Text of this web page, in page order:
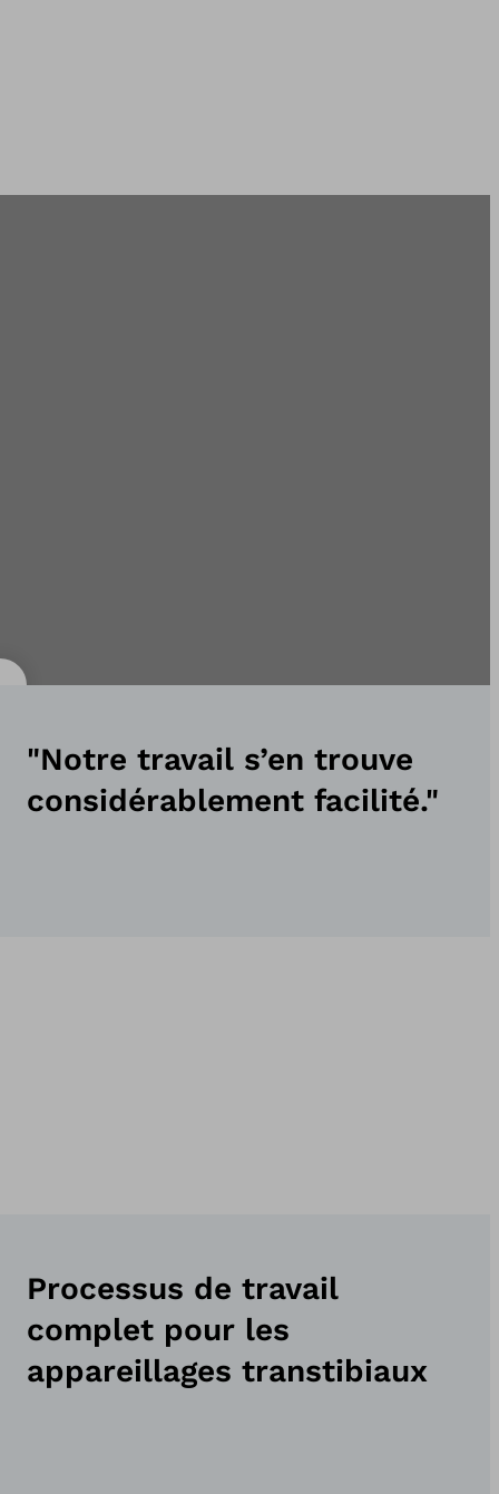
"Notre travail s’en trouve
considérablement facilité."
Processus de travail
complet pour les
appareillages transtibiaux